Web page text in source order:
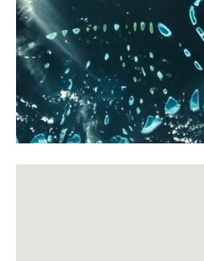
Guide